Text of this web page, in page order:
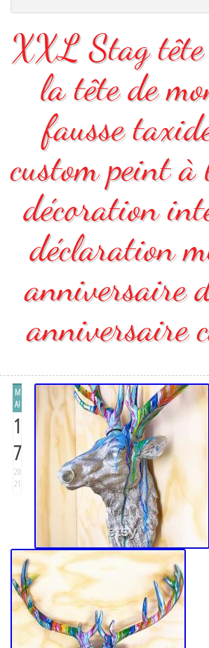
XXL Stag
la tête de
fausse
custom peint
décoration
déclaration
anniversaire
anniversaire
M
AI
1
7
20
21